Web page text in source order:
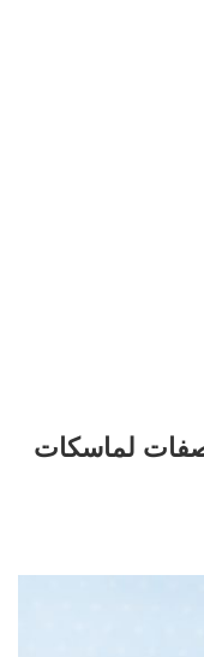
على نفسك بأسهل 5 وصفات لماسكات